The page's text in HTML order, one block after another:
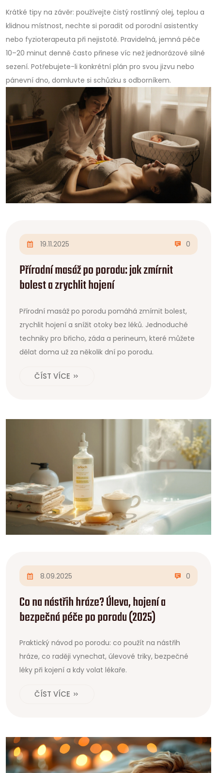
Krátké tipy na závěr: používejte čistý rostlinný olej, teplou a
klidnou místnost, nechte si poradit od porodní asistentky
nebo fyzioterapeuta při nejistotě. Pravidelná, jemná péče
10–20 minut denně často přinese víc než jednorázové silné
sezení. Potřebujete-li konkrétní plán pro svou jizvu nebo
pánevní dno, domluvte si schůzku s odborníkem.
19.11.2025 0
Přírodní masáž po porodu: jak zmírnit
bolest a zrychlit hojení
Přírodní masáž po porodu pomáhá zmírnit bolest,
zrychlit hojení a snížit otoky bez léků. Jednoduché
techniky pro břicho, záda a perineum, které můžete
dělat doma už za několik dní po porodu.
ČÍST VÍCE
8.09.2025 0
Co na nástřih hráze? Úleva, hojení a
bezpečná péče po porodu (2025)
Praktický návod po porodu: co použít na nástřih
hráze, co raději vynechat, úlevové triky, bezpečné
léky při kojení a kdy volat lékaře.
ČÍST VÍCE